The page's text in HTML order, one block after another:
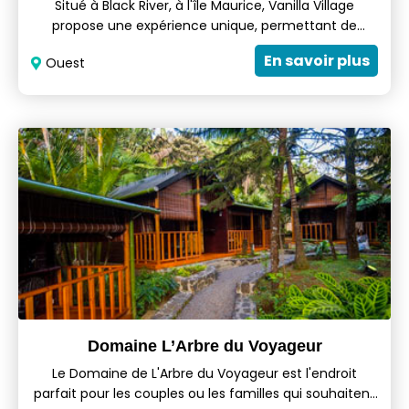
Situé à Black River, à l'île Maurice, Vanilla Village
propose une expérience unique, permettant de
découvrir les délices de l'île Maurice. Le concept
repose sur l'utilisation exclusive de produits locaux
tout en offrant le confort auquel ils sont habitués.
Ouest En savoir plus
Domaine L’Arbre du Voyageur
Le Domaine de L'Arbre du Voyageur est l'endroit
parfait pour les couples ou les familles qui souhaitent